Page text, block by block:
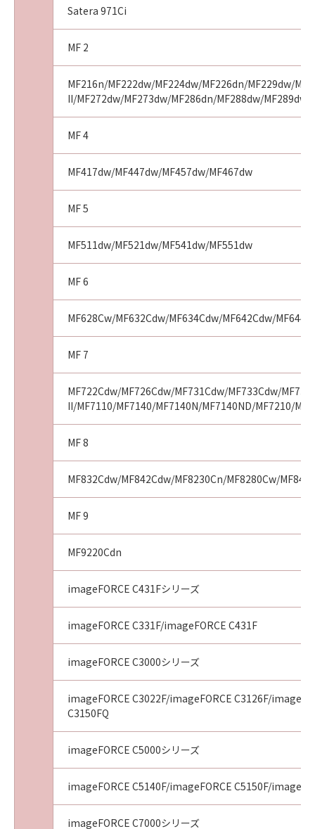
の他の条項は完全に有効に存続するものとしま
す。
キヤノン株式会社
No.021110
Satera 971Ci
MF 2
MF216n/MF222dw/MF224dw/MF226dn/MF229dw/
II/MF272dw/MF273dw/MF286dn/MF288dw/MF289dw
MF 4
MF417dw/MF447dw/MF457dw/MF467dw
MF 5
MF511dw/MF521dw/MF541dw/MF551dw
MF 6
MF628Cw/MF632Cdw/MF634Cdw/MF642Cdw/
MF 7
MF722Cdw/MF726Cdw/MF731Cdw/MF733Cdw/
II/MF7110/MF7140/MF7140N/MF7140ND/MF7210/
MF 8
MF832Cdw/MF842Cdw/MF8230Cn/MF8280Cw/
MF 9
MF9220Cdn
imageFORCE C431Fシリーズ
imageFORCE C331F/imageFORCE C431F
imageFORCE C3000シリーズ
imageFORCE C3022F/imageFORCE C3126F/
C3150FQ
imageFORCE C5000シリーズ
imageFORCE C5140F/imageFORCE C5150F/
imageFORCE C7000シリーズ